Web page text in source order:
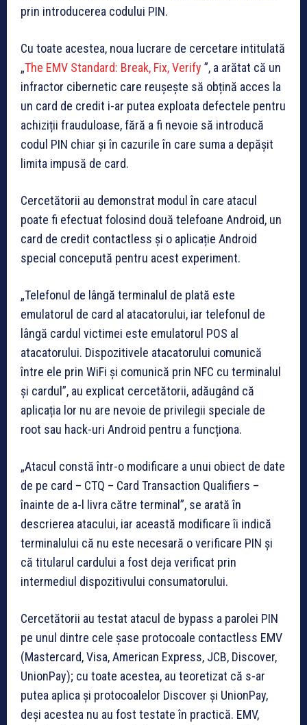
prin introducerea codului PIN.
Cu toate acestea, noua lucrare de cercetare intitulată
„The EMV Standard: Break, Fix, Verify ”, a arătat că un
infractor cibernetic care reușește să obțină acces la
un card de credit i-ar putea exploata defectele pentru
achiziții frauduloase, fără a fi nevoie să introducă
codul PIN chiar și în cazurile în care suma a depășit
limita impusă de card.
Cercetătorii au demonstrat modul în care atacul
poate fi efectuat folosind două telefoane Android, un
card de credit contactless și o aplicație Android
special concepută pentru acest experiment.
„Telefonul de lângă terminalul de plată este
emulatorul de card al atacatorului, iar telefonul de
lângă cardul victimei este emulatorul POS al
atacatorului. Dispozitivele atacatorului comunică
între ele prin WiFi și comunică prin NFC cu terminalul
și cardul”, au explicat cercetătorii, adăugând că
aplicația lor nu are nevoie de privilegii speciale de
root sau hack-uri Android pentru a funcționa.
„Atacul constă într-o modificare a unui obiect de date
de pe card – CTQ – Card Transaction Qualifiers –
înainte de a-l livra către terminal”, se arată în
descrierea atacului, iar această modificare îi indică
terminalului că nu este necesară o verificare PIN și
că titularul cardului a fost deja verificat prin
intermediul dispozitivului consumatorului.
Cercetătorii au testat atacul de bypass a parolei PIN
pe unul dintre cele șase protocoale contactless EMV
(Mastercard, Visa, American Express, JCB, Discover,
UnionPay); cu toate acestea, au teoretizat că s-ar
putea aplica și protocoalelor Discover și UnionPay,
deși acestea nu au fost testate în practică. EMV,